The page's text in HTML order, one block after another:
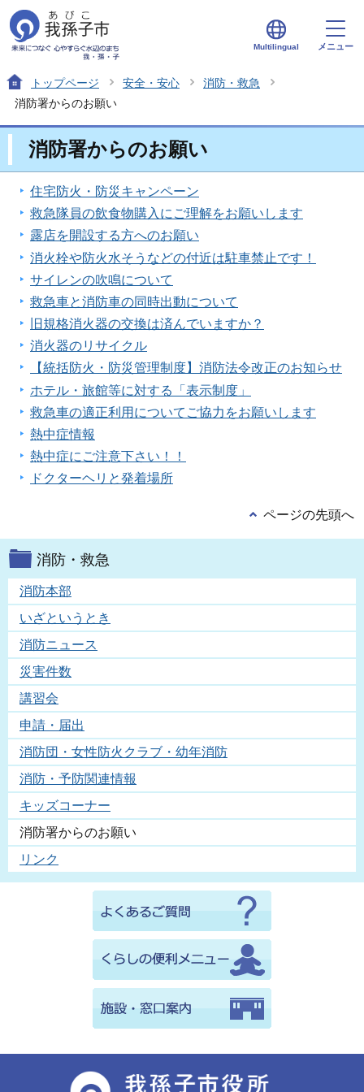
Multilingual メニュー
トップページ 安全・安心
消防・救急
消防署からのお願い
消防署からのお願い
住宅防火・防災キャンペーン
救急隊員の飲食物購入にご理解をお願いします
露店を開設する方へのお願い
消火栓や防火水そうなどの付近は駐車禁止です！
サイレンの吹鳴について
救急車と消防車の同時出動について
旧規格消火器の交換は済んでいますか？
消火器のリサイクル
【統括防火・防災管理制度】消防法令改正のお知らせ
ホテル・旅館等に対する「表示制度」
救急車の適正利用についてご協力をお願いします
熱中症情報
熱中症にご注意下さい！！
ドクターヘリと発着場所
ページの先頭へ
消防・救急
消防本部
いざというとき
消防ニュース
災害件数
講習会
申請・届出
消防団・女性防火クラブ・幼年消防
消防・予防関連情報
キッズコーナー
消防署からのお願い
リンク